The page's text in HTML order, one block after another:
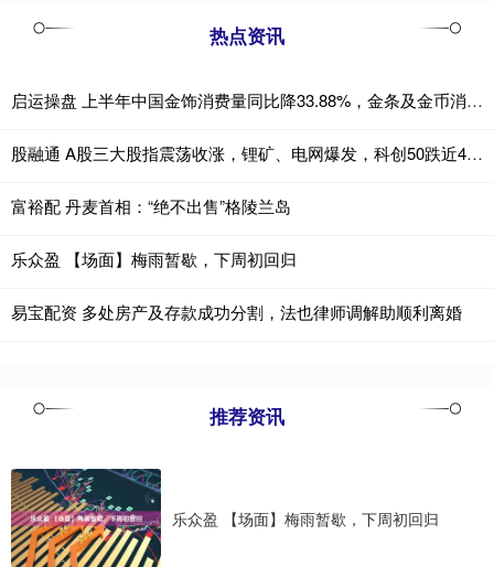
热点资讯
启运操盘 上半年中国金饰消费量同比降33.88%，金条及金币消费量同比增28.42%
股融通 A股三大股指震荡收涨，锂矿、电网爆发，科创50跌近4%，半导体产业链齐跌，恒指涨超1%，科网股普涨
富裕配 丹麦首相：“绝不出售”格陵兰岛
乐众盈 【场面】梅雨暂歇，下周初回归
易宝配资 多处房产及存款成功分割，法也律师调解助顺利离婚
推荐资讯
乐众盈 【场面】梅雨暂歇，下周初回归